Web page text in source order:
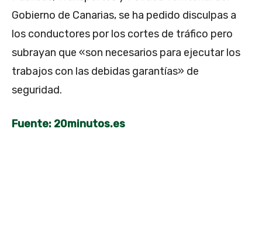
Gobierno de Canarias, se ha pedido disculpas a
los conductores por los cortes de tráfico pero
subrayan que «son necesarios para ejecutar los
trabajos con las debidas garantías» de
seguridad.
Fuente: 20minutos.es